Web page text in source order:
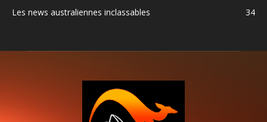
Les news australiennes inclassables
34